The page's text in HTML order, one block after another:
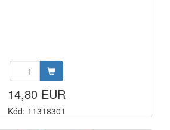
14,80 EUR
Kód: 11318301